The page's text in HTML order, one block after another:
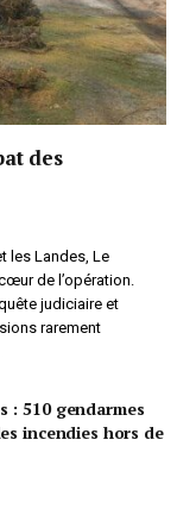
des
les Landes, Le
de l’opération.
judiciaire et
rarement
: 510 gendarmes
incendies hors de